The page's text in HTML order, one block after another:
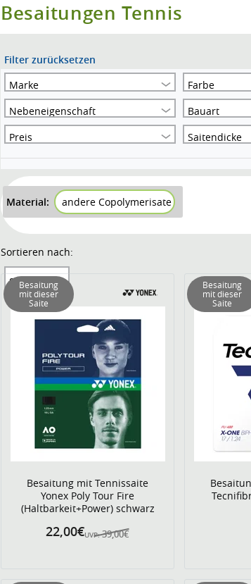
Besaitungen Tennis
Filter zurücksetzen
Marke
Farbe
Nebeneigenschaft
Bauart
Preis
Saitendicke
Material: andere Copolymerisate
Sortieren nach:
Sortierung
Besaitung mit Tennissaite
Yonex Poly Tour Fire
(Haltbarkeit+Power) schwarz
UVP: 39,00€
22,00€
Besaitung
mit dieser
Saite
Besaitung
mit dieser
Saite